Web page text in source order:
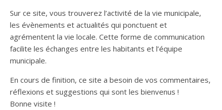
Sur ce site, vous trouverez l’activité de la vie municipale,
les évènements et actualités qui ponctuent et
agrémentent la vie locale. Cette forme de communication
facilite les échanges entre les habitants et l’équipe
municipale.
En cours de finition, ce site a besoin de vos commentaires,
réflexions et suggestions qui sont les bienvenus !
Bonne visite !